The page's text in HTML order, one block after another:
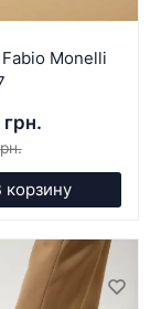
Monelli
корзину